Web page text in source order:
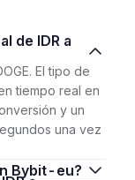
El tipo de
tiempo real en
y un
una vez
Bybit-eu?